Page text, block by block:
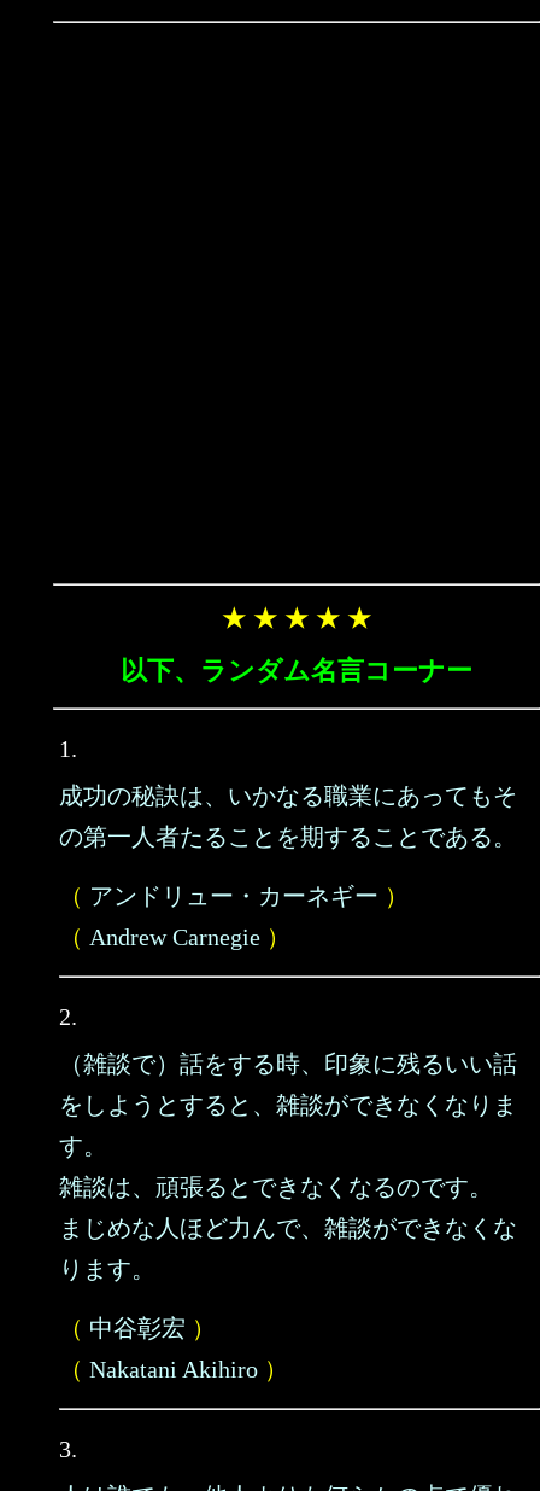
★ ★ ★ ★ ★
以下、ランダム名言コーナー
1.
成功の秘訣は、いかなる職業にあってもそ
の第一人者たることを期することである。
（ アンドリュー・カーネギー ）
（ Andrew Carnegie ）
2.
（雑談で）話をする時、印象に残るいい話
をしようとすると、雑談ができなくなりま
す。
雑談は、頑張るとできなくなるのです。
まじめな人ほど力んで、雑談ができなくな
ります。
（ 中谷彰宏 ）
（ Nakatani Akihiro ）
3.